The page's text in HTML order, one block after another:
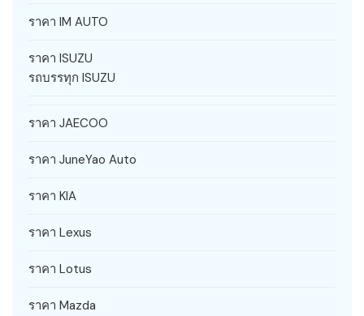
ราคา IM AUTO
ราคา ISUZU
รถบรรทุก ISUZU
ราคา JAECOO
ราคา JuneYao Auto
ราคา KIA
ราคา Lexus
ราคา Lotus
ราคา Mazda